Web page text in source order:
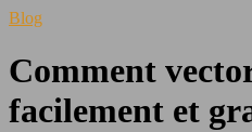
Blog
Comment
facilement et